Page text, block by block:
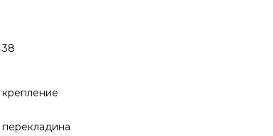
38
крепление
перекладина